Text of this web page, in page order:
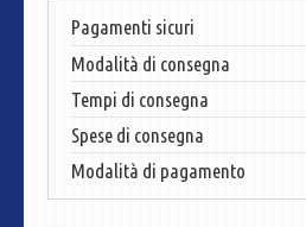
Pagamenti sicuri
Modalità di consegna
Tempi di consegna
Spese di consegna
Modalità di pagamento